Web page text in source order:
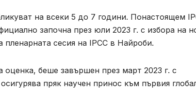
на всеки 5 до 7 години. Понастоящем
започна през юли 2023 г. с избора на
сесия на IPCC в Найроби.
беше завършен през март 2023 г. с
пряк научен принос към първия